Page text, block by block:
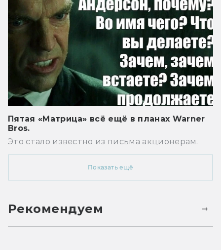
Пятая «Матрица» всё ещё в планах Warner
Bros.
Это стало известно из письма акционерам.
Показать ещё
Рекомендуем